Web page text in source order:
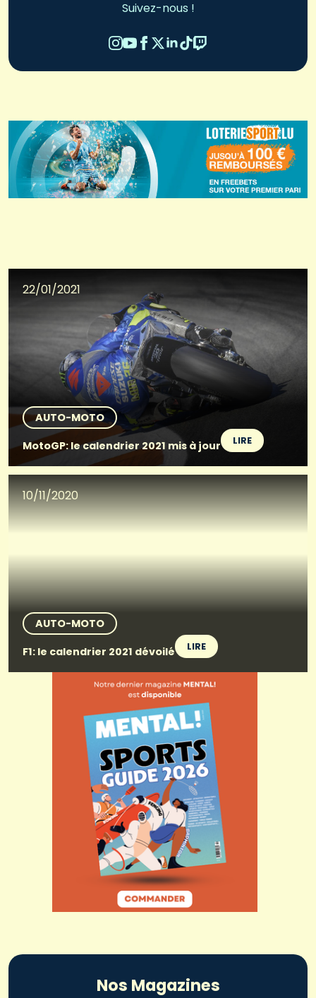
Suivez-nous !
22/01/2021
AUTO-MOTO
MotoGP: le calendrier 2021 mis à jour
LIRE
10/11/2020
AUTO-MOTO
F1: le calendrier 2021 dévoilé
LIRE
Nos Magazines